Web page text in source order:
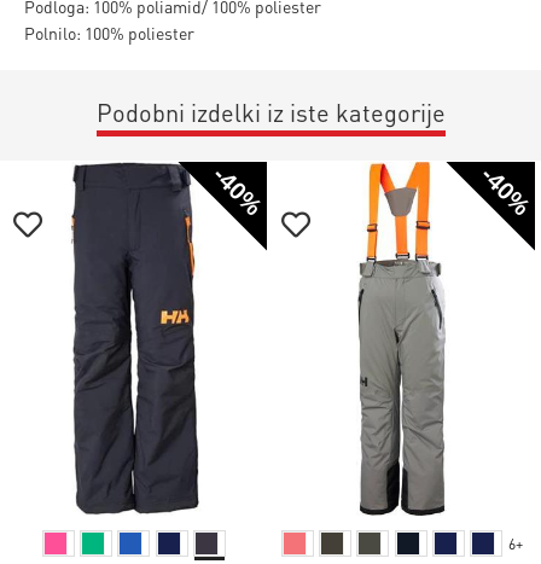
Podloga: 100% poliamid/ 100% poliester
Polnilo: 100% poliester
Podobni izdelki iz iste kategorije
-40% -40%
6+